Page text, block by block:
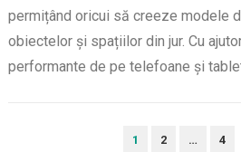
permițând oricui să creeze modele
obiectelor și spațiilor din jur. Cu
performante de pe telefoane și
1 2 … 4